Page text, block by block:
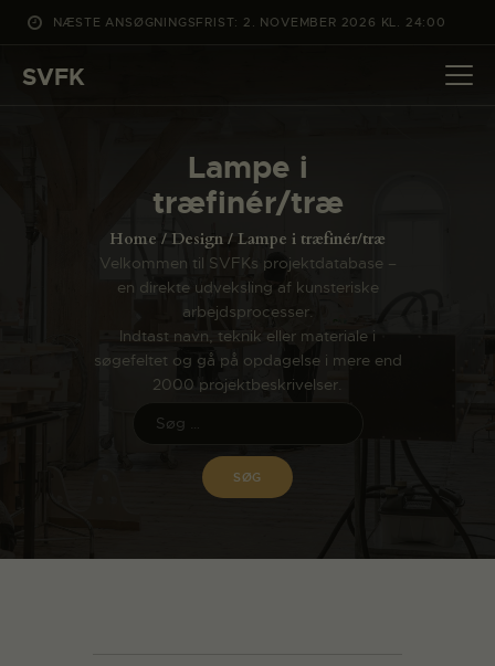
NÆSTE ANSØGNINGSFRIST: 2. NOVEMBER 2026 KL. 24:00
SVFK
Lampe i
træfinér/træ
Home Design Lampe i træfinér/træ
Velkommen til SVFKs projektdatabase –
en direkte udveksling af kunsteriske
arbejdsprocesser.
Indtast navn, teknik eller materiale i
søgefeltet og gå på opdagelse i mere end
2000 projektbeskrivelser.
DET SKER
PROJEKTER
ANSØG
OM SVFK
ENGLISH